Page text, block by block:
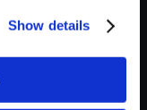
Show details
【アルバム】